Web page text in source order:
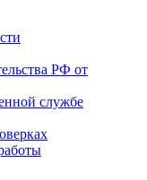
РФ от
службе